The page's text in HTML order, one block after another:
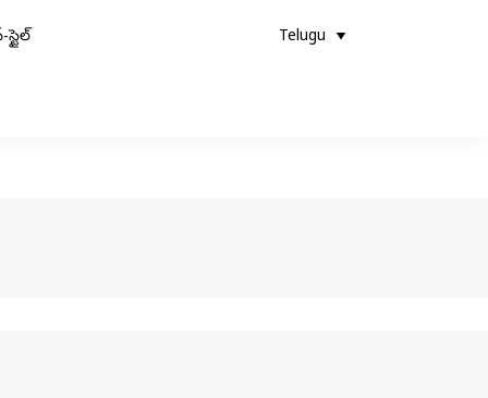
స్టైల్ Telugu